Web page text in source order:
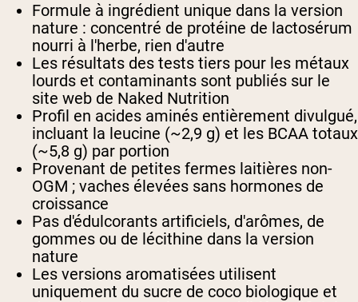
Formule à ingrédient unique dans la version
nature : concentré de protéine de lactosérum
nourri à l'herbe, rien d'autre
Les résultats des tests tiers pour les métaux
lourds et contaminants sont publiés sur le
site web de Naked Nutrition
Profil en acides aminés entièrement divulgué,
incluant la leucine (~2,9 g) et les BCAA totaux
(~5,8 g) par portion
Provenant de petites fermes laitières non-
OGM ; vaches élevées sans hormones de
croissance
Pas d'édulcorants artificiels, d'arômes, de
gommes ou de lécithine dans la version
nature
Les versions aromatisées utilisent
uniquement du sucre de coco biologique et